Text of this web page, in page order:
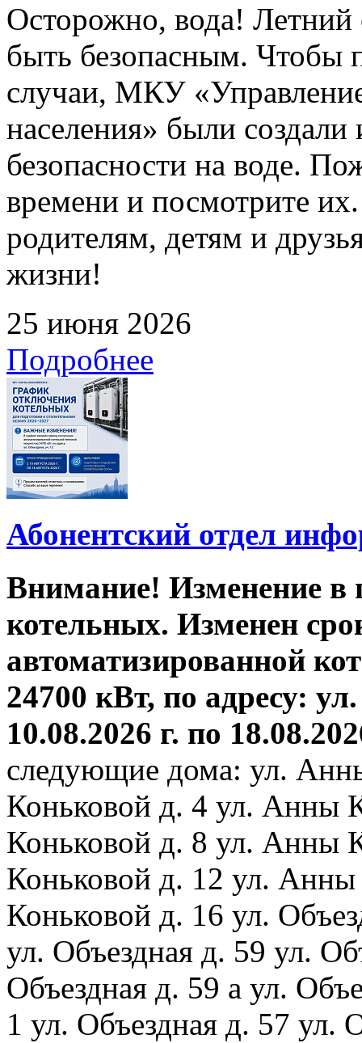
Осторожно, вода! Летний
быть безопасным. Чтобы
случаи, МКУ
населения» были
безопасности на воде.
времени и посмотрите
родителям, детям и
жизни!
25 июня 2026
Подробнее
Абонентский отдел
Внимание! Изменение в
котельных. Изменен
автоматизированной
24700 кВт, по адресу:
10.08.2026 г. по
следующие дома: ул.
Коньковой д. 4 ул. Анны
Коньковой д. 8 ул. Анны
Коньковой д. 12 ул.
Коньковой д. 16 ул.
ул. Объездная д. 59 ул.
Объездная д. 59 а ул.
1 ул. Объездная д. 57 ул.